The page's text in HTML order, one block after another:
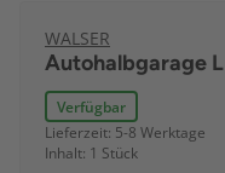
WALSER
Autohalbgarage L
Verfügbar
Lieferzeit: 5-8 Werktage
Inhalt: 1 Stück